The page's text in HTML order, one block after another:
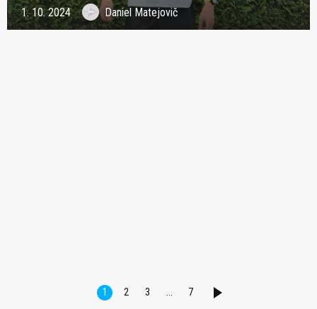
1. 10. 2024 Daniel Matejovič
1 2 3 … 7
DALŠÍ